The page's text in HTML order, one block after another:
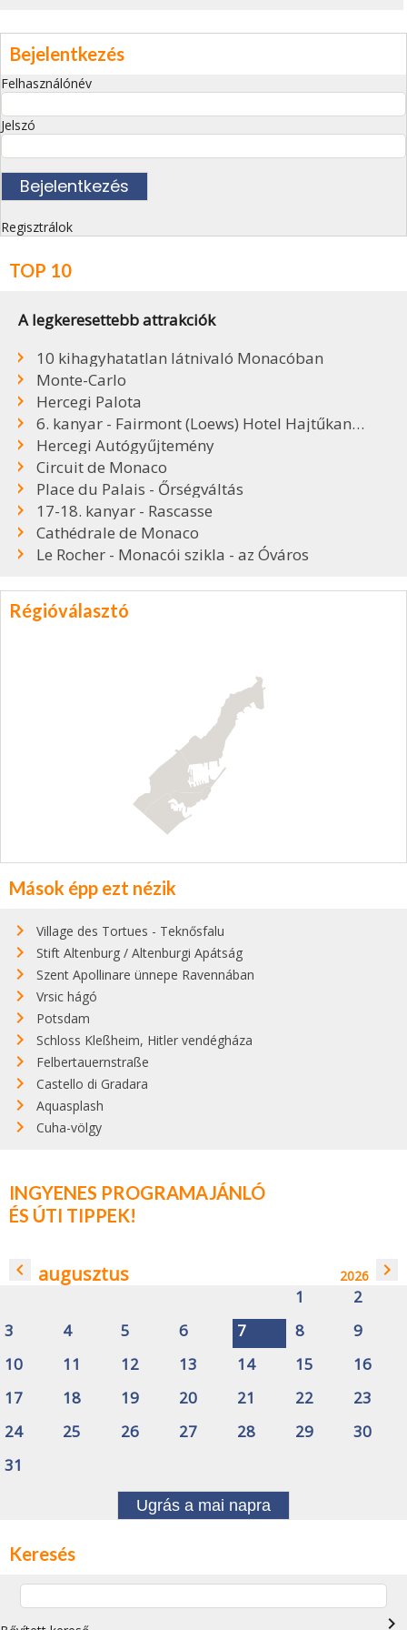
Bejelentkezés
Felhasználónév
Jelszó
Regisztrálok
TOP 10
A legkeresettebb attrakciók
10 kihagyhatatlan látnivaló Monacóban
Monte-Carlo
Hercegi Palota
6. kanyar - Fairmont (Loews) Hotel Hajtűkanyar
Hercegi Autógyűjtemény
Circuit de Monaco
Place du Palais - Őrségváltás
17-18. kanyar - Rascasse
Cathédrale de Monaco
Le Rocher - Monacói szikla - az Óváros
Régióválasztó
Mások épp ezt nézik
Village des Tortues - Teknősfalu
Stift Altenburg / Altenburgi Apátság
Szent Apollinare ünnepe Ravennában
Vrsic hágó
Potsdam
Schloss Kleßheim, Hitler vendégháza
Felbertauernstraße
Castello di Gradara
Aquasplash
Cuha-völgy
INGYENES PROGRAMAJÁNLÓ
ÉS ÚTI TIPPEK!
navigate_before augusztus 2026 navigate_next
1
2
3
4 5 6 7 8
9
10
11 12 13 14 15
16
17
18 19 20 21 22
23
24
25 26 27 28 29
30
31
Ugrás a mai napra
Keresés
navigate_next